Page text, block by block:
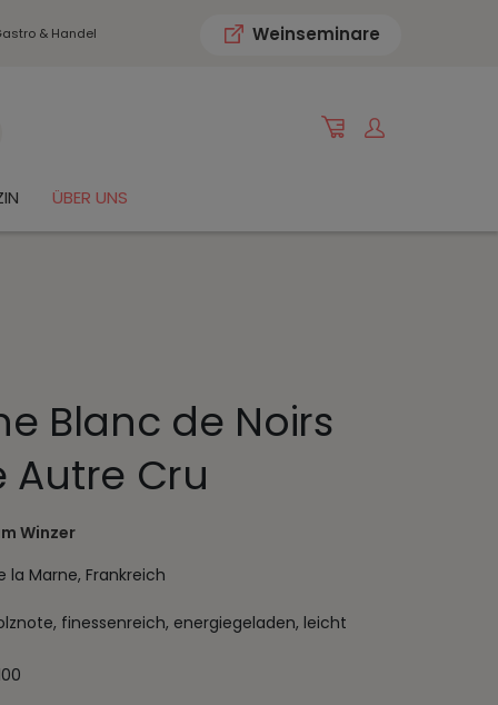
& Handel Weinseminare
ÜBER UNS
Blanc de Noirs
Cru
Winzer
Marne, Frankreich
finessenreich, energiegeladen, leicht